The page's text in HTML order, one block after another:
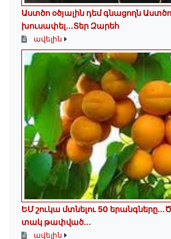
Աստծո օծյալին դեմ գնացողն
խուսափել․․․Տեր Զարեհ
ավելին
ԵՄ շուկա մտնելու 50
տակ թափված․․․
ավելին